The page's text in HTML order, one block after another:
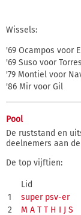
Wissels:
'69 Ocampos voor
'69 Suso voor Torres
'79 Montiel voor
'86 Mir voor Gil
Pool
De ruststand en
deelnemers aan de
De top vijftien:
Lid
1
super psv-er
2
M A T T H I J S